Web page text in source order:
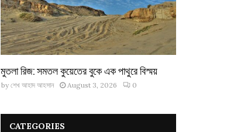
মুতলা রিজ: সমতল কুয়েতের বুকে এক পাথুরে বিস্ময়
by শেখ আহাদ আহসান August 3, 2026 0
CATEGORIES